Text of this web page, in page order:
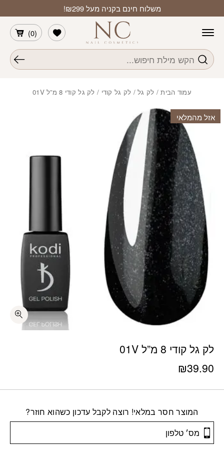
משלוח חינם בקניה מעל ₪299!
חיפוש
(
0
)
הרשימה שלי
עמוד הבית/ לק גל/ לק גל קודי / לק גל קודי 8 מ”ל 01V
לק גל קודי 8 מ”ל 01V
₪39.90
המוצר חסר במלאי! רוצה לקבל עדכון כשהוא חוזר?
אזל מהמלאי